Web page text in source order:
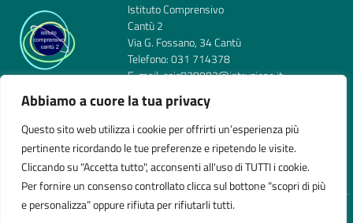
Abbiamo a cuore la tua privacy
Questo sito web utilizza i cookie per offrirti un’esperienza più
pertinente ricordando le tue preferenze e ripetendo le visite.
Cliccando su "Accetta tutto", acconsenti all'uso di TUTTI i cookie.
Per fornire un consenso controllato clicca sul bottone “scopri di più
e personalizza” oppure rifiuta per rifiutarli tutti.
Istituto Comprensivo
Cantù 2
Via G. Fossano, 34 Cantù
Telefono: 031 714378
E-mail: coic838002@istruzione.it
PEC: coic838002@pec.istruzione.it
Codice Meccanografico: COIC838002
Codice Fiscale: 81003990132